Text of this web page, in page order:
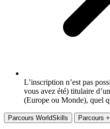
L’inscription n’est pas
vous avez été) titulaire
(Europe ou Monde), quel
Parcours WorldSkills Parcours +